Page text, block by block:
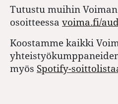
Tutustu muihin
osoitteessa voima.fi/
Koostamme kaikki
myös Spotify-